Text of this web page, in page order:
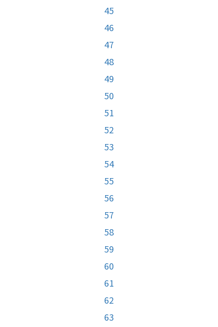
45
46
47
48
49
50
51
52
53
54
55
56
57
58
59
60
61
62
63